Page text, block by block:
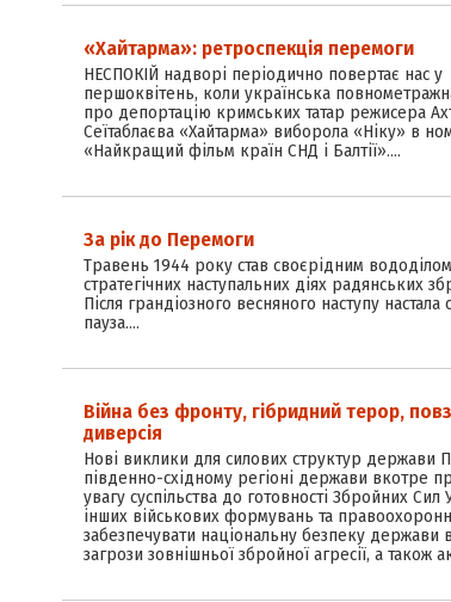
«Хайтарма»: ретроспекція перемоги
НЕСПОКІЙ надворі періодично повертає нас у
першоквітень, коли українська
про депортацію кримських татар режисера
Сеїтаблаєва «Хайтарма» виборола «Ніку» в
«Найкращий фільм країн СНД і Балтії».…
За рік до Перемоги
Травень 1944 року став своєрідним
стратегічних наступальних діях радянських
Після грандіозного весняного наступу
пауза.…
Війна без фронту, гібридний терор,
диверсія
Нові виклики для силових структур держави
південно-східному регіоні держави вкотре
увагу суспільства до готовності Збройних Сил
інших військових формувань та
забезпечувати національну безпеку держави
загрози зовнішньої збройної агресії, а також